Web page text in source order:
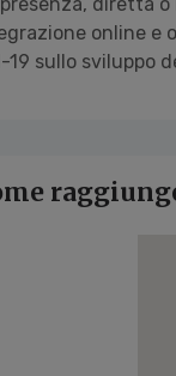
online
sullo sviluppo